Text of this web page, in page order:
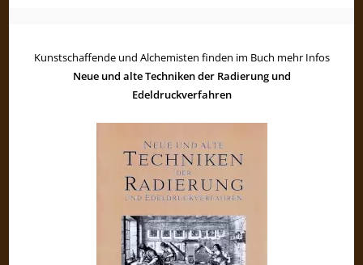
Kunstschaffende und Alchemisten finden im Buch mehr Infos
Neue und alte Techniken der Radierung und
Edeldruckverfahren